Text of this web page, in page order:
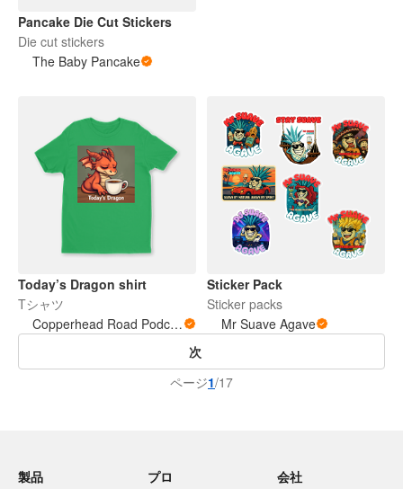
Pancake Die Cut Stickers
Die cut stickers
The Baby Pancake
Today’s Dragon shirt
Tシャツ
Copperhead Road Podcast
Sticker Pack
Sticker packs
Mr Suave Agave
次
ページ1/17
製品
プロ
会社